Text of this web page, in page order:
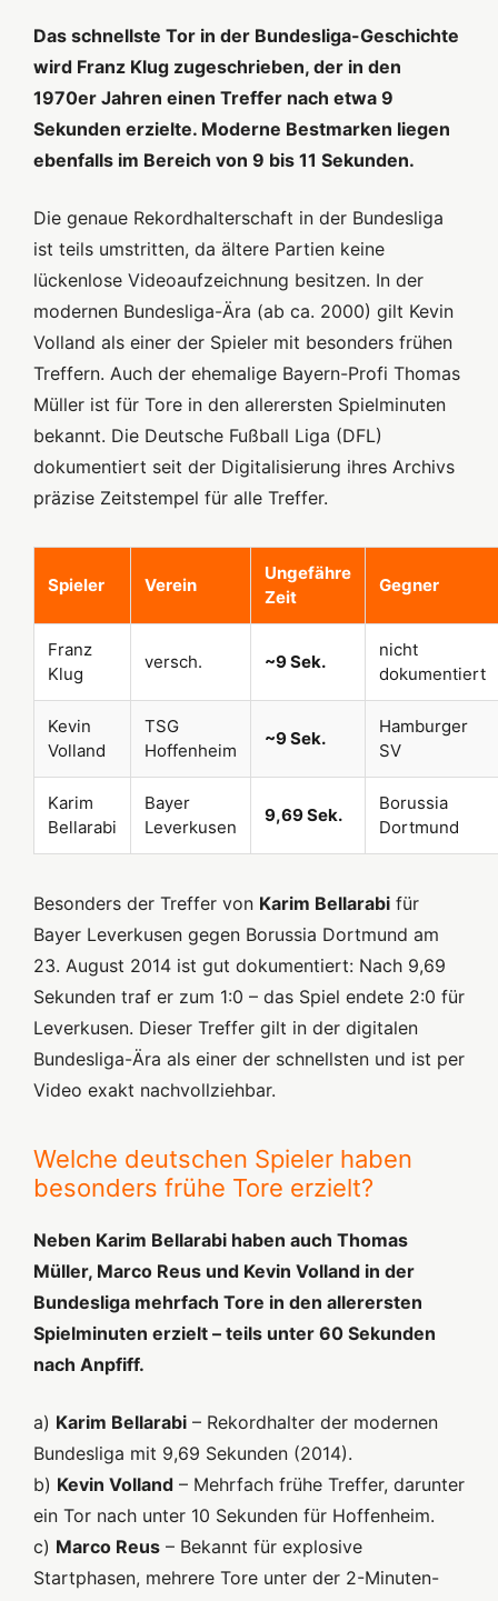
Das schnellste Tor in der Bundesliga-Geschichte
wird Franz Klug zugeschrieben, der in den
1970er Jahren einen Treffer nach etwa 9
Sekunden erzielte. Moderne Bestmarken liegen
ebenfalls im Bereich von 9 bis 11 Sekunden.
Die genaue Rekordhalterschaft in der Bundesliga
ist teils umstritten, da ältere Partien keine
lückenlose Videoaufzeichnung besitzen. In der
modernen Bundesliga-Ära (ab ca. 2000) gilt Kevin
Volland als einer der Spieler mit besonders frühen
Treffern. Auch der ehemalige Bayern-Profi Thomas
Müller ist für Tore in den allerersten Spielminuten
bekannt. Die Deutsche Fußball Liga (DFL)
dokumentiert seit der Digitalisierung ihres Archivs
präzise Zeitstempel für alle Treffer.
Spieler Verein
Ungefähre
Zeit
Gegner
Franz
Klug
versch. ~9 Sek.
nicht
dokumentiert
Kevin
Volland
TSG
Hoffenheim
~9 Sek.
Hamburger
SV
Karim
Bellarabi
Bayer
Leverkusen
9,69 Sek.
Borussia
Dortmund
Besonders der Treffer von Karim Bellarabi für
Bayer Leverkusen gegen Borussia Dortmund am
23. August 2014 ist gut dokumentiert: Nach 9,69
Sekunden traf er zum 1:0 – das Spiel endete 2:0 für
Leverkusen. Dieser Treffer gilt in der digitalen
Bundesliga-Ära als einer der schnellsten und ist per
Video exakt nachvollziehbar.
Welche deutschen Spieler haben
besonders frühe Tore erzielt?
Neben Karim Bellarabi haben auch Thomas
Müller, Marco Reus und Kevin Volland in der
Bundesliga mehrfach Tore in den allerersten
Spielminuten erzielt – teils unter 60 Sekunden
nach Anpfiff.
a) Karim Bellarabi – Rekordhalter der modernen
Bundesliga mit 9,69 Sekunden (2014).
b) Kevin Volland – Mehrfach frühe Treffer, darunter
ein Tor nach unter 10 Sekunden für Hoffenheim.
c) Marco Reus – Bekannt für explosive
Startphasen, mehrere Tore unter der 2-Minuten-